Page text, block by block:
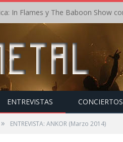
ENTREVISTAS CONCIERTOS
» ENTREVISTA: ANKOR (Marzo 2014)